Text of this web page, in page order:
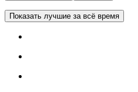
Показать лучшие за всё время